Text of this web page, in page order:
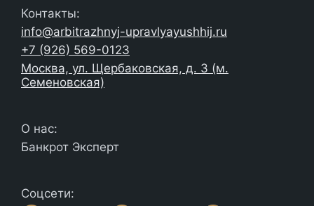
Контакты:
info@arbitrazhnyj-upravlyayushhij.ru
+7 (926) 569-0123
Москва, ул. Щербаковская, д. 3 (м.
Семеновская)
О нас:
Банкрот Эксперт
Соцсети: